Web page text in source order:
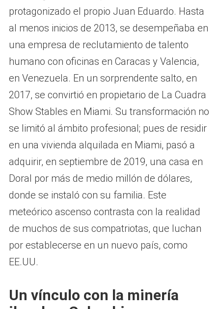
protagonizado el propio Juan Eduardo. Hasta
al menos inicios de 2013, se desempeñaba en
una empresa de reclutamiento de talento
humano con oficinas en Caracas y Valencia,
en Venezuela. En un sorprendente salto, en
2017, se convirtió en propietario de La Cuadra
Show Stables en Miami. Su transformación no
se limitó al ámbito profesional; pues de residir
en una vivienda alquilada en Miami, pasó a
adquirir, en septiembre de 2019, una casa en
Doral por más de medio millón de dólares,
donde se instaló con su familia. Este
meteórico ascenso contrasta con la realidad
de muchos de sus compatriotas, que luchan
por establecerse en un nuevo país, como
EE.UU.
Un vínculo con la minería